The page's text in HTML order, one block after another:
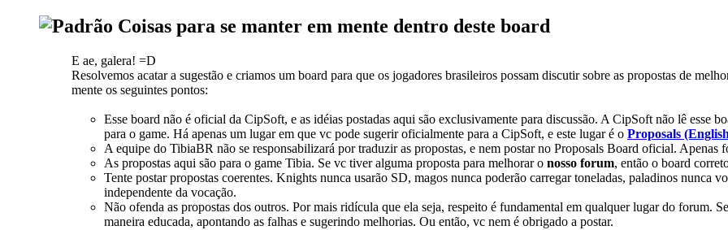
Coisas para se manter em mente dentro deste board
E ae, galera! =D
Resolvemos acatar a sugestão e criamos um board para que os jogadores brasileiros possam discutir sobre as propostas de
mente os seguintes pontos:
Esse board não é oficial da CipSoft, e as idéias postadas aqui são exclusivamente para discussão. A CipSoft não lê esse
para o game. Há apenas um lugar em que vc pode sugerir oficialmente para a CipSoft, e este lugar é o Proposals
A equipe do TibiaBR não se responsabilizará por traduzir as propostas, e nem postar no Proposals Board oficial. Apenas
As propostas aqui são para o game Tibia. Se vc tiver alguma proposta para melhorar o nosso forum, então o board
Tente postar propostas coerentes. Knights nunca usarão SD, magos nunca poderão carregar toneladas, paladinos
independente da vocação.
Não ofenda as propostas dos outros. Por mais ridícula que ela seja, respeito é fundamental em qualquer lugar do forum.
maneira educada, apontando as falhas e sugerindo melhorias. Ou então, vc nem é obrigado a postar.